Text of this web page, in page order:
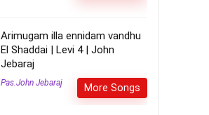
Arimugam illa ennidam vandhu
El Shaddai | Levi 4 | John
Jebaraj
Pas.John Jebaraj More Songs